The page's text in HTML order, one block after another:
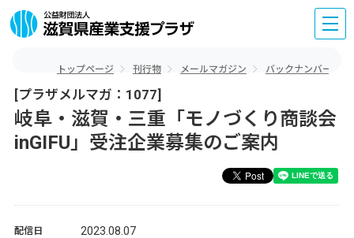
トップページ 刊行物 メールマガジン バックナンバー
[プラザメルマガ：1077]
岐阜・滋賀・三重「モノづくり商談会
inGIFU」受注企業募集のご案内
配信日 2023.08.07